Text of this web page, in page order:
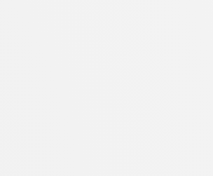
vos Options